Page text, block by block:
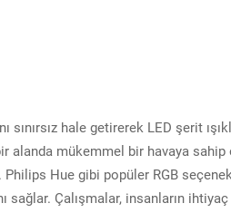
hale getirerek LED şerit
alanda mükemmel bir havaya sahip
Hue gibi popüler RGB
Çalışmalar, insanların